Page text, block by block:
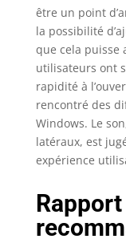
être un point
la possibilité
que cela puisse
utilisateurs ont
rapidité à
rencontré des
Windows. Le
latéraux, est
expérience